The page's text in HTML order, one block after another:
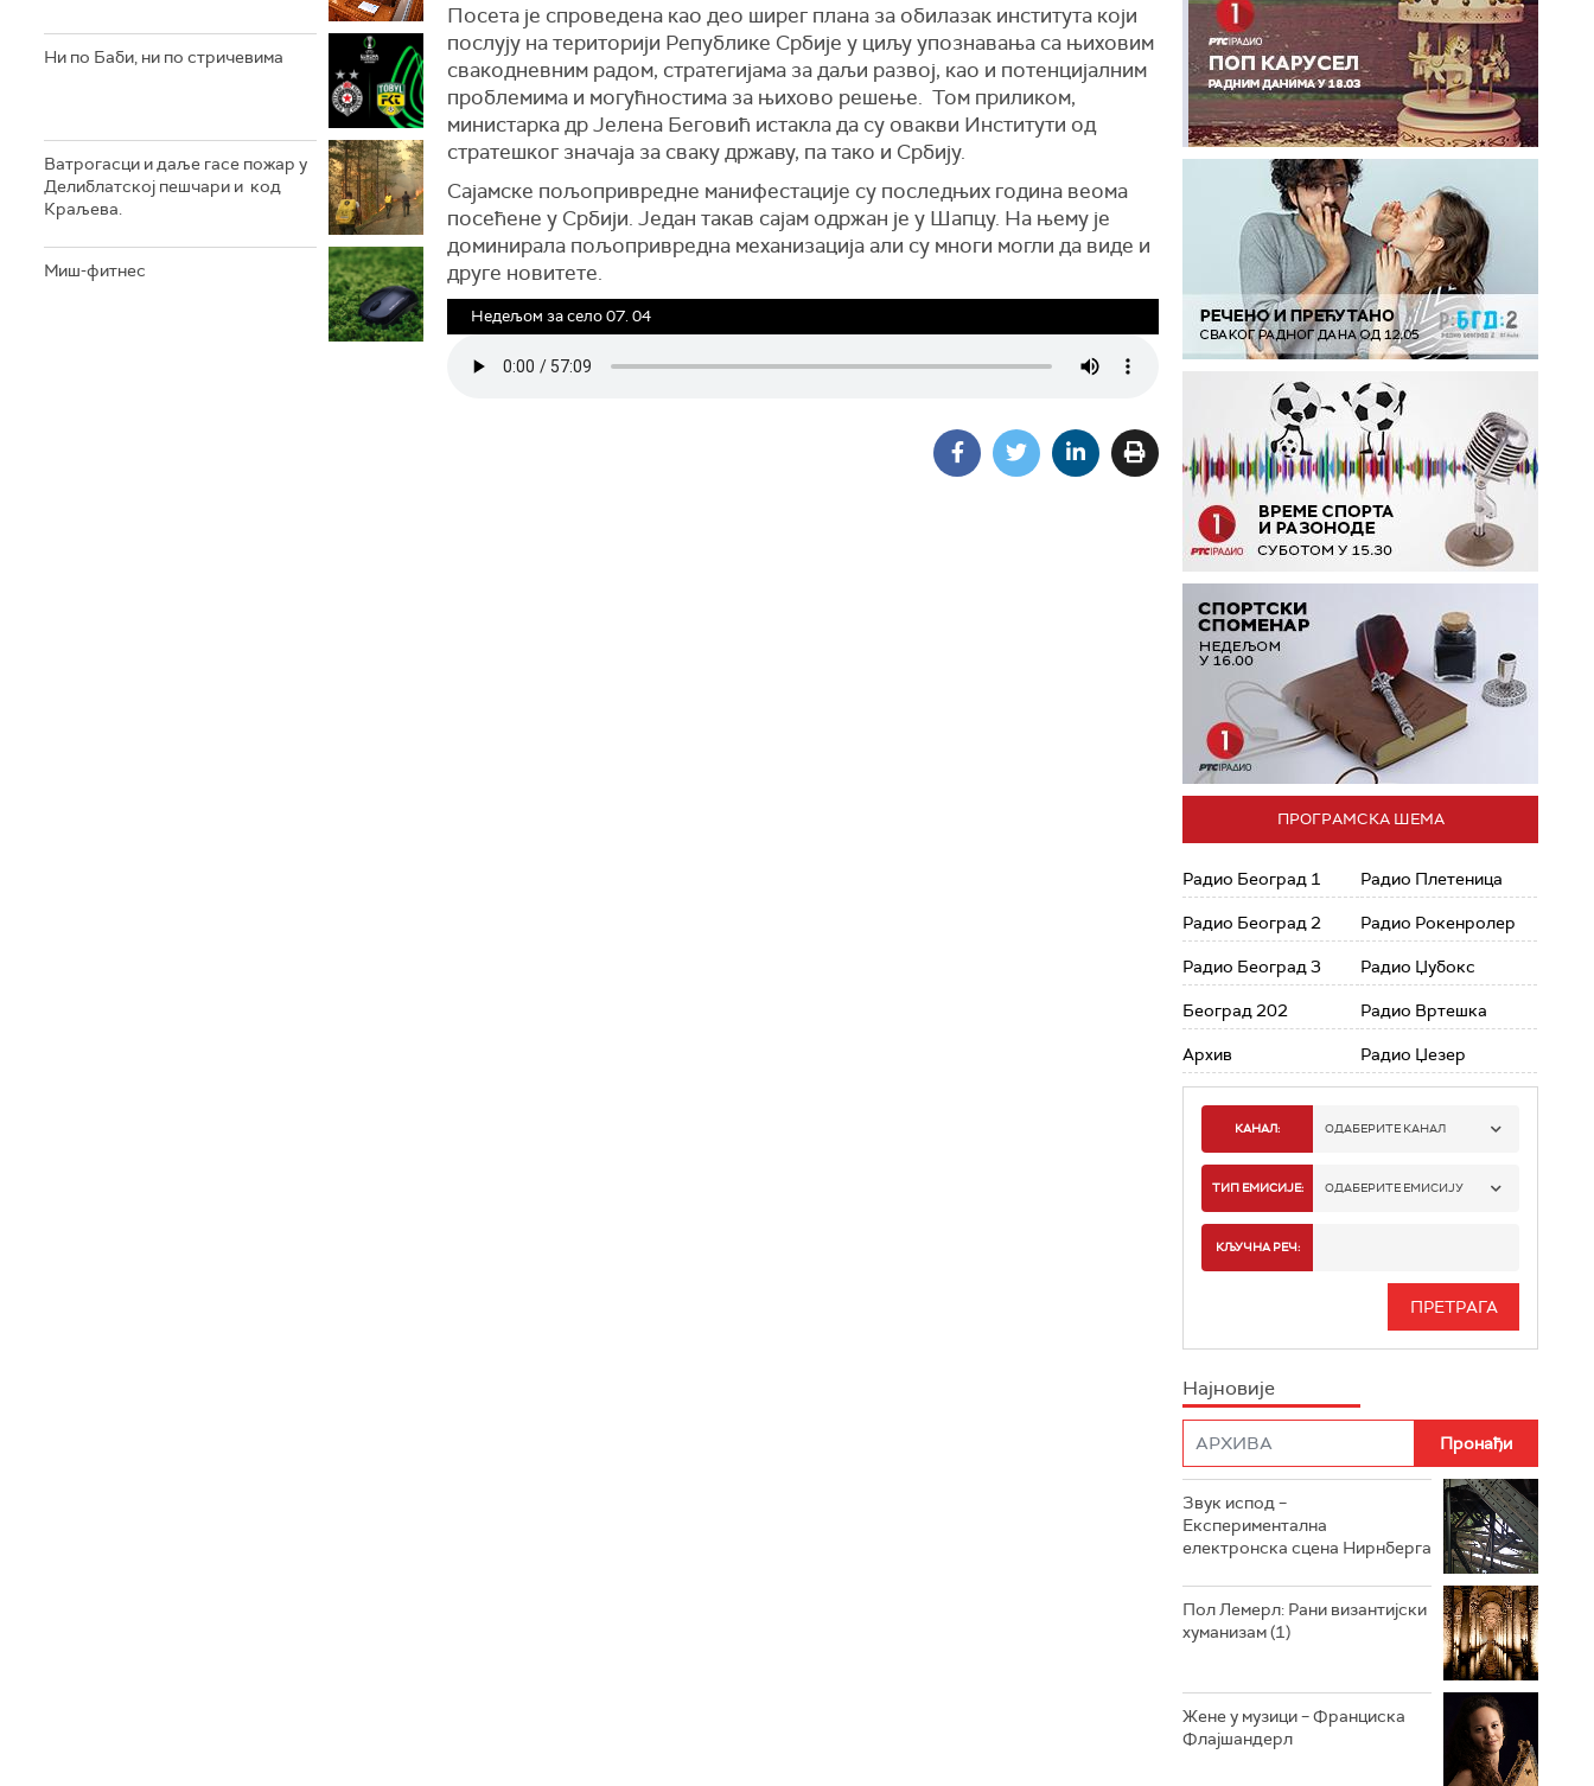
Ни по Баби, ни по стричевима
Ватрогасци и даље гасе пожар у
Делиблатској пешчари и код
Краљева.
Миш-фитнес
Посета је спроведена као део ширег плана за обилазак института који
послују на територији Републике Србије у циљу упознавања са њиховим
свакодневним радом, стратегијама за даљи развој, као и потенцијалним
проблемима и могућностима за њихово решење. Том приликом,
министарка др Јелена Беговић истакла да су овакви Институти од
стратешког значаја за сваку државу, па тако и Србију.
Сајамске пољопривредне манифестације су последњих година веома
посећене у Србији. Један такав сајам одржан је у Шапцу. На њему је
доминирала пољопривредна механизација али су многи могли да виде и
друге новитете.
Недељом за село 07. 04
ПРОГРАМСКА ШЕМА
Радио Београд 1
Радио Београд 2
Радио Београд 3
Београд 202
Архив
Радио Плетеница
Радио Рокенролер
Радио Џубокс
Радио Вртешка
Радио Џезер
КАНАЛ: ОДАБЕРИТЕ КАНАЛ
РАДИО БЕОГРАД 1
РАДИО БЕОГРАД 3
РАДИО РОКЕНРОЛЕР
РАДИО ЏУБОКС
РАДИО ВРТЕШКА
РАДИО ЏЕЗЕР
ТИП ЕМИСИЈЕ: ОДАБЕРИТЕ ЕМИСИЈУ
ИНФО
КЉУЧНА РЕЧ:
Најновије
Звук испод –
Експериментална
електронска сцена Нирнберга
Пол Лемерл: Рани византијски
хуманизам (1)
Жене у музици – Франциска
Флајшандерл